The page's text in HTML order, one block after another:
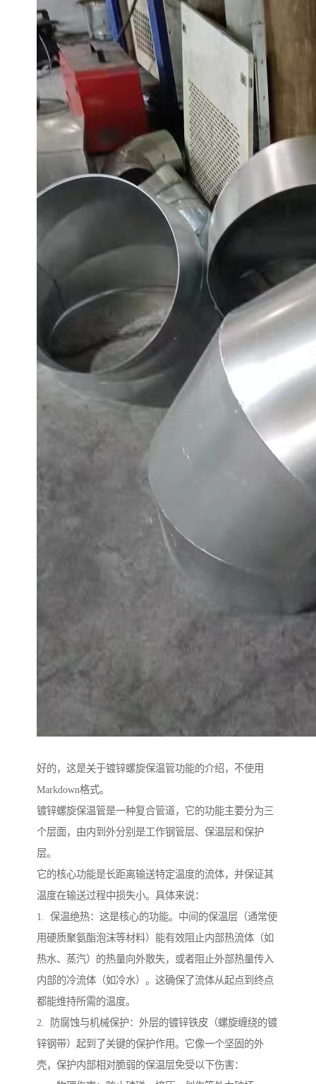
好的，这是关于镀锌螺旋保温管功能的介绍，不使用
Markdown格式。
镀锌螺旋保温管是一种复合管道，它的功能主要分为三
个层面，由内到外分别是工作钢管层、保温层和保护
层。
它的核心功能是长距离输送特定温度的流体，并保证其
温度在输送过程中损失小。具体来说：
1. 保温绝热：这是核心的功能。中间的保温层（通常使
用硬质聚氨酯泡沫等材料）能有效阻止内部热流体（如
热水、蒸汽）的热量向外散失，或者阻止外部热量传入
内部的冷流体（如冷水）。这确保了流体从起点到终点
都能维持所需的温度。
2. 防腐蚀与机械保护：外层的镀锌铁皮（螺旋缠绕的镀
锌钢带）起到了关键的保护作用。它像一个坚固的外
壳，保护内部相对脆弱的保温层免受以下伤害：